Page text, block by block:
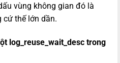
vùng không gian đó là
cứ thế lớn dần.
log_reuse_wait_desc trong